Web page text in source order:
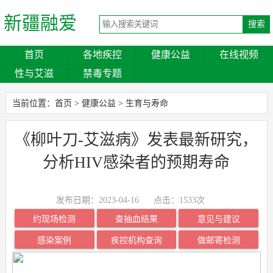
新疆融爱
首页 各地疾控 健康公益
在线视频
性与艾滋
禁毒专题
当前位置： 首页 > 健康公益 > 生育与寿命
《柳叶刀-艾滋病》发表最新研究，
分析HIV感染者的预期寿命
发布日期：2023-04-16 点击： 1533次
约现场检测 查抽血结果 意见与建议
感染案例 疾控机构查询 做邮寄检测